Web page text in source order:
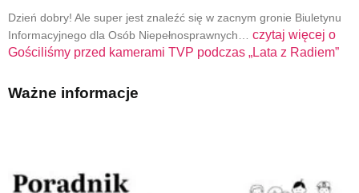
Dzień dobry! Ale super jest znaleźć się w zacnym gronie Biuletynu
Informacyjnego dla Osób Niepełnosprawnych… czytaj więcej o
Gościliśmy przed kamerami TVP podczas „Lata z Radiem”
Ważne informacje